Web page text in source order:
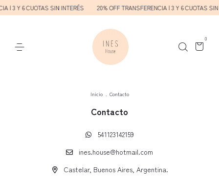
| 3 Y 6 CUOTAS SIN INTERÉS 20% OFF TRANSFERENCIA | 3 Y 6 CUOTAS SIN
0
Inicio . Contacto
Contacto
541123142159
ines.house@hotmail.com
Castelar, Buenos Aires, Argentina.